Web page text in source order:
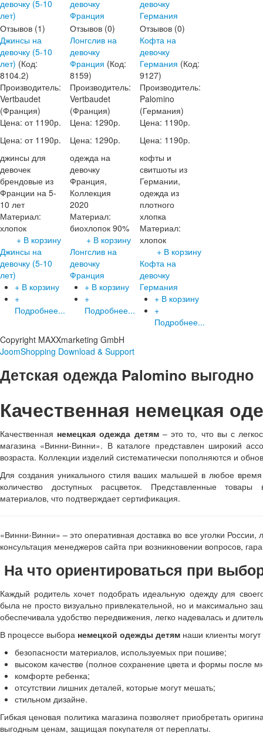
Отзывов (1)
Джинсы на
девочку (5-10
лет) (Код:
8104.2)
Производитель:
Vertbaudet
(Франция)
Цена: от 1190р.
Цена: от 1190р.
джинсы для
девочек
брендовые из
Франции на 5-
10 лет
Материал:
хлопок
+ В корзину
Джинсы на
девочку (5-10
лет)
+ В корзину
+
Подробнее...
Отзывов (0)
Лонгслив на
девочку
Франция (Код:
8159)
Производитель:
Vertbaudet
(Франция)
Цена: 1290р.
Цена: 1290р.
одежда на
девочку
Франция,
Коллекция
2020
Материал:
биохлопок 90%
+ В корзину
Лонгслив на
девочку
Франция
+ В корзину
+
Подробнее...
Отзывов (0)
Кофта на
девочку
Германия (Код:
9127)
Производитель:
Palomino
(Германия)
Цена: 1190р.
Цена: 1190р.
кофты и
свитшоты из
Германии,
одежда из
плотного
хлопка
Материал:
хлопок
+ В корзину
Кофта на
девочку
Германия
+ В корзину
+
Подробнее...
Copyright MAXXmarketing GmbH
JoomShopping Download & Support
Детская одежда Palomino выгодно
Качественная немецкая
Качественная немецкая одежда детям– это то, что вы с
магазина «Винни-Винни». В каталоге представлен широкий
возраста. Коллекции изделий систематически пополняются и
Для создания уникального стиля ваших малышей в любое время
количество доступных расцветок. Представленные товары
материалов, что подтверждает сертификация.
«Винни-Винни» – это оперативная доставка во все уголки
консультация менеджеров сайта при возникновении вопросов,
На что ориентироваться при
Каждый родитель хочет подобрать идеальную одежду для
была не просто визуально привлекательной, но и максимально
обеспечивала удобство передвижения, легко надевалась и
В процессе выбора немецкой одежды детям наши клиенты
безопасности материалов, используемых при пошиве;
высоком качестве (полное сохранение цвета и формы после
комфорте ребенка;
отсутствии лишних деталей, которые могут мешать;
стильном дизайне.
Гибкая ценовая политика магазина позволяет приобретать
выгодным ценам, защищая покупателя от переплаты.